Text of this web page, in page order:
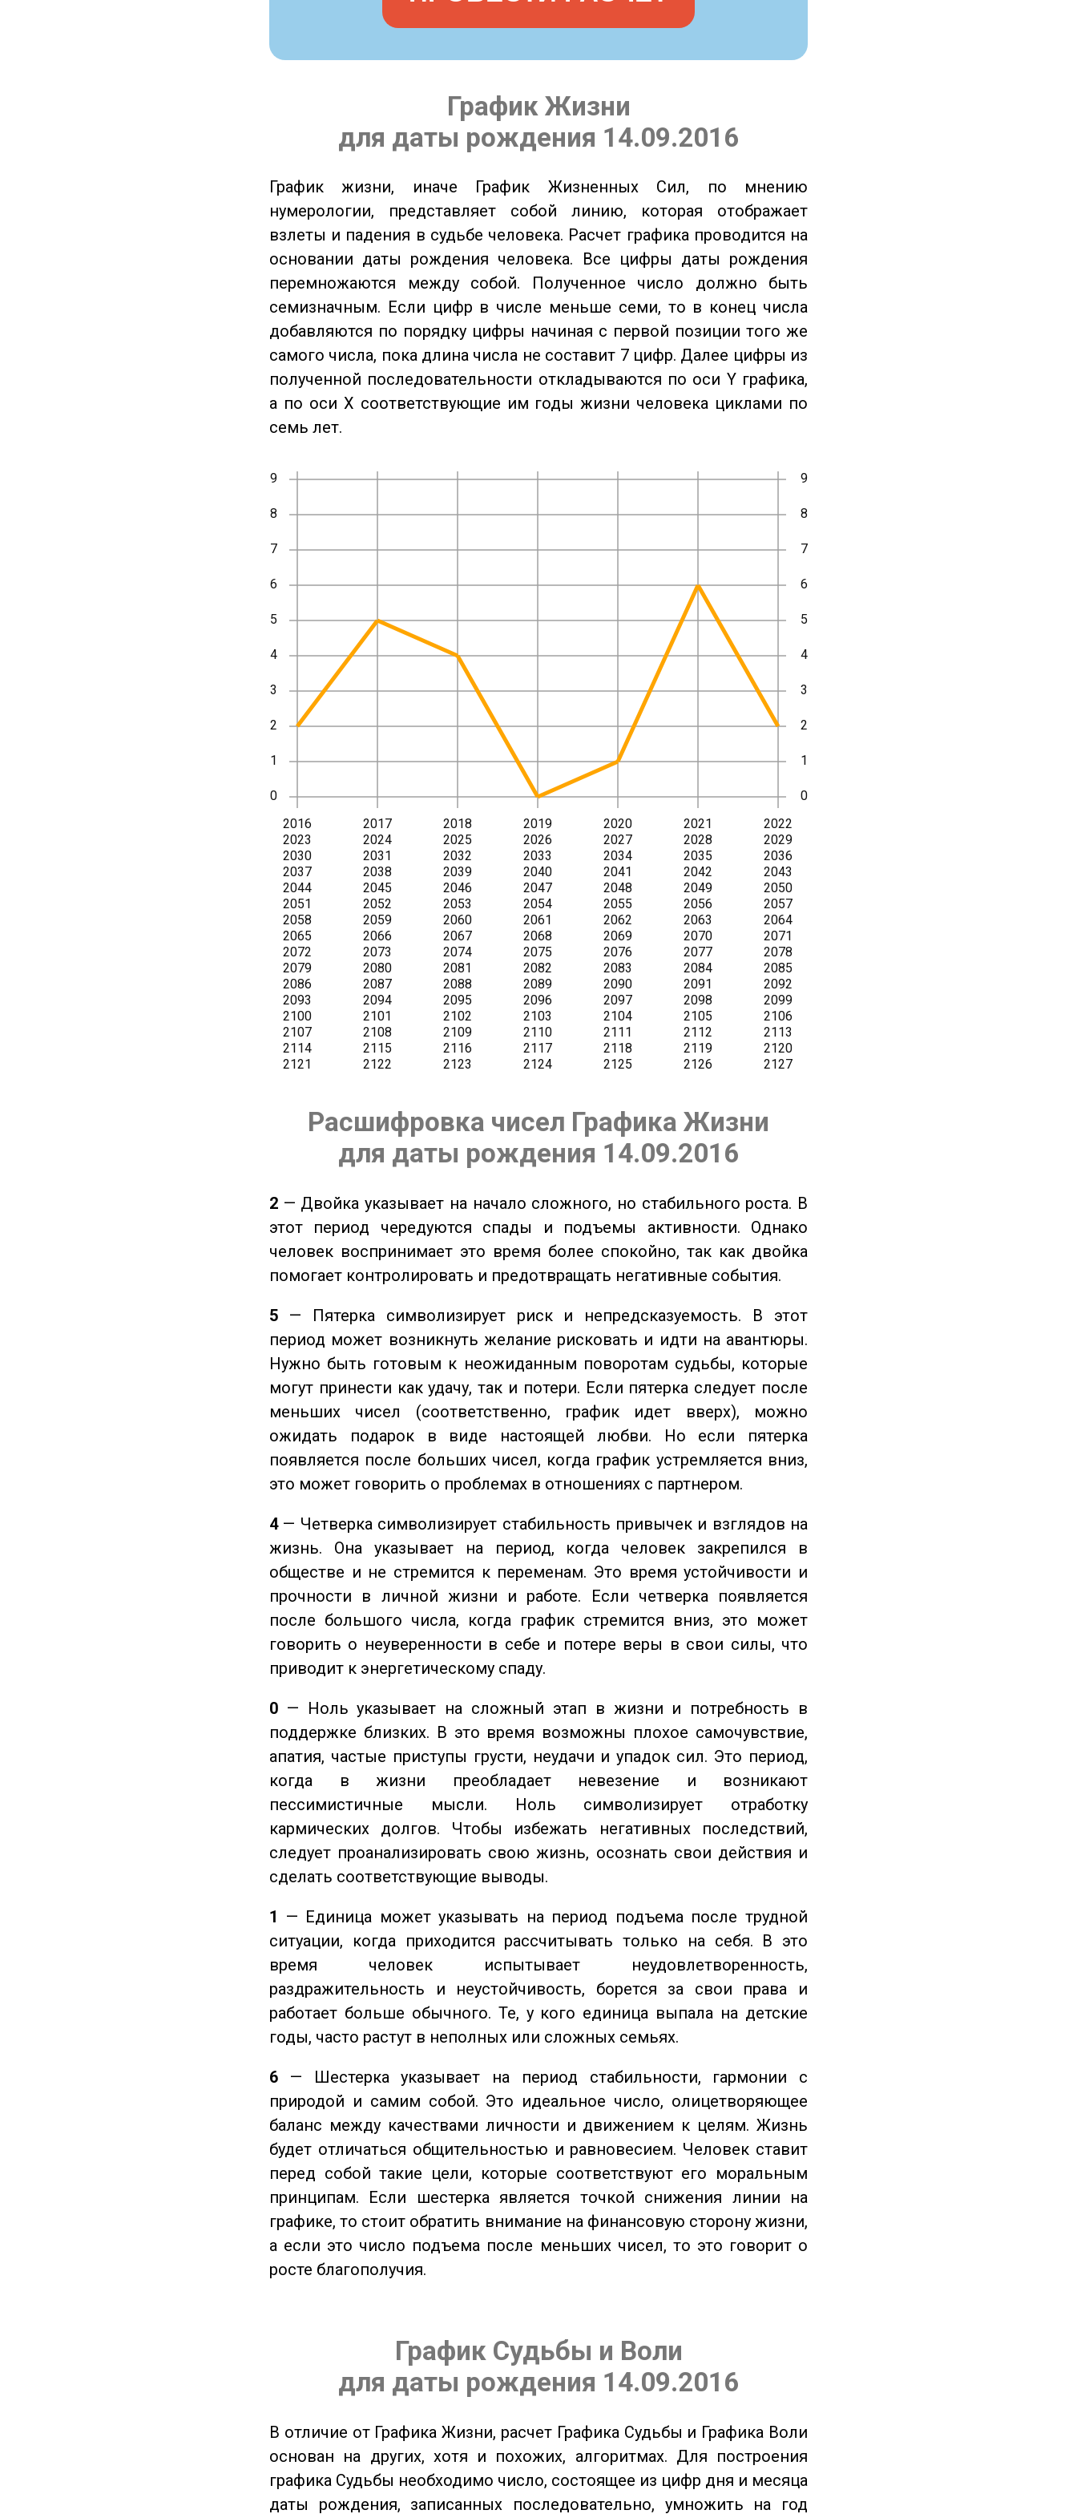
График Жизни
для даты рождения 14.09.2016
График жизни, иначе График Жизненных Сил, по мнению
нумерологии, представляет собой линию, которая отображает
взлеты и падения в судьбе человека. Расчет графика проводится на
основании даты рождения человека. Все цифры даты рождения
перемножаются между собой. Полученное число должно быть
семизначным. Если цифр в числе меньше семи, то в конец числа
добавляются по порядку цифры начиная с первой позиции того же
самого числа, пока длина числа не составит 7 цифр. Далее цифры из
полученной последовательности откладываются по оси Y графика,
а по оси X соответствующие им годы жизни человека циклами по
семь лет.
Расшифровка чисел Графика Жизни
для даты рождения 14.09.2016
2 — Двойка указывает на начало сложного, но стабильного роста. В
этот период чередуются спады и подъемы активности. Однако
человек воспринимает это время более спокойно, так как двойка
помогает контролировать и предотвращать негативные события.
5 — Пятерка символизирует риск и непредсказуемость. В этот
период может возникнуть желание рисковать и идти на авантюры.
Нужно быть готовым к неожиданным поворотам судьбы, которые
могут принести как удачу, так и потери. Если пятерка следует после
меньших чисел (соответственно, график идет вверх), можно
ожидать подарок в виде настоящей любви. Но если пятерка
появляется после больших чисел, когда график устремляется вниз,
это может говорить о проблемах в отношениях с партнером.
4— Четверка символизирует стабильность привычек и взглядов на
жизнь. Она указывает на период, когда человек закрепился в
обществе и не стремится к переменам. Это время устойчивости и
прочности в личной жизни и работе. Если четверка появляется
после большого числа, когда график стремится вниз, это может
говорить о неуверенности в себе и потере веры в свои силы, что
приводит к энергетическому спаду.
0 — Ноль указывает на сложный этап в жизни и потребность в
поддержке близких. В это время возможны плохое самочувствие,
апатия, частые приступы грусти, неудачи и упадок сил. Это период,
когда в жизни преобладает невезение и возникают
пессимистичные мысли. Ноль символизирует отработку
кармических долгов. Чтобы избежать негативных последствий,
следует проанализировать свою жизнь, осознать свои действия и
сделать соответствующие выводы.
1 — Единица может указывать на период подъема после трудной
ситуации, когда приходится рассчитывать только на себя. В это
время человек испытывает неудовлетворенность,
раздражительность и неустойчивость, борется за свои права и
работает больше обычного. Те, у кого единица выпала на детские
годы, часто растут в неполных или сложных семьях.
6 — Шестерка указывает на период стабильности, гармонии с
природой и самим собой. Это идеальное число, олицетворяющее
баланс между качествами личности и движением к целям. Жизнь
будет отличаться общительностью и равновесием. Человек ставит
перед собой такие цели, которые соответствуют его моральным
принципам. Если шестерка является точкой снижения линии на
графике, то стоит обратить внимание на финансовую сторону жизни,
а если это число подъема после меньших чисел, то это говорит о
росте благополучия.
График Судьбы и Воли
для даты рождения 14.09.2016
В отличие от Графика Жизни, расчет Графика Судьбы и Графика Воли
основан на других, хотя и похожих, алгоритмах. Для построения
графика Судьбы необходимо число, состоящее из цифр дня и месяца
даты рождения, записанных последовательно, умножить на год